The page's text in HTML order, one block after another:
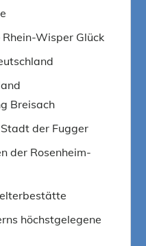
Wisper Glück
Breisach
der Fugger
der Rosenheim-
höchstgelegene